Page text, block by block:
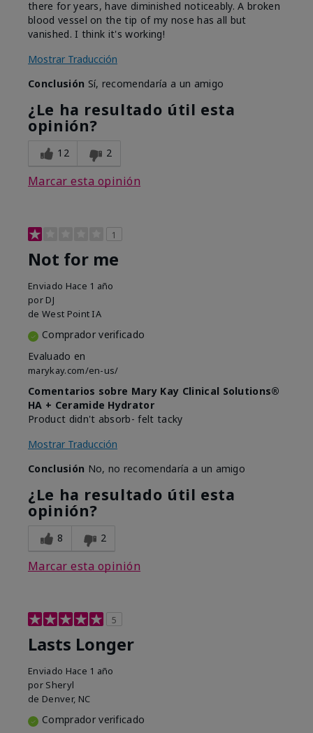
there for years, have diminished noticeably. A broken
blood vessel on the tip of my nose has all but
vanished. I think it's working!
Mostrar Traducción
Conclusión Sí, recomendaría a un amigo
¿Le ha resultado útil esta
opinión?
12 2
Marcar esta opinión
1
Not for me
Enviado Hace 1 año
por DJ
de West Point IA
Comprador verificado
Evaluado en
marykay.com/en-us/
Comentarios sobre Mary Kay Clinical Solutions®
HA + Ceramide Hydrator
Product didn't absorb- felt tacky
Mostrar Traducción
Conclusión No, no recomendaría a un amigo
¿Le ha resultado útil esta
opinión?
8 2
Marcar esta opinión
5
Lasts Longer
Enviado Hace 1 año
por Sheryl
de Denver, NC
Comprador verificado